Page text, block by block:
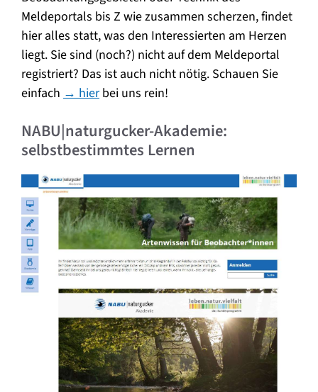
Meldeportals bis Z wie zusammen scherzen, findet
hier alles statt, was den Interessierten am Herzen
liegt. Sie sind (noch?) nicht auf dem Meldeportal
registriert? Das ist auch nicht nötig. Schauen Sie
einfach → hierbei uns rein!
NABU|naturgucker-Akademie:
selbstbestimmtes Lernen